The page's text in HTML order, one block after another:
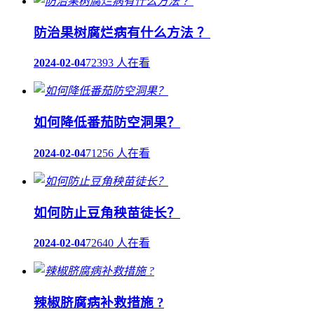
防治果树腐烂病有什么方法 ？
2024-02-0472393 人在看
如何降低番茄防空洞果？
2024-02-0471256 人在看
如何防止豆角秧苗徒长？
2024-02-0472640 人在看
辣椒脐腐病补救措施 ?